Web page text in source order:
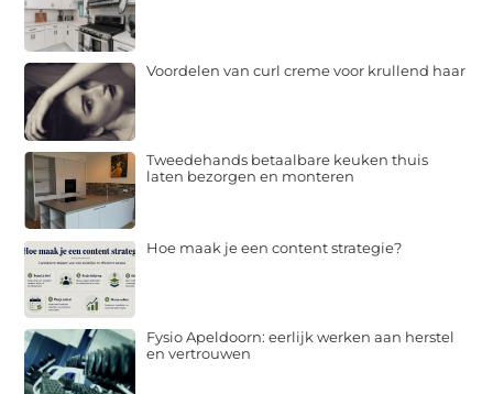
Voordelen van curl creme voor krullend haar
Tweedehands betaalbare keuken thuis
laten bezorgen en monteren
Hoe maak je een content strategie?
Fysio Apeldoorn: eerlijk werken aan herstel
en vertrouwen